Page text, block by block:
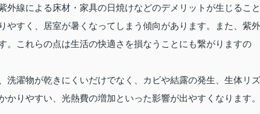
外線による床材・家具の日焼けなどのデメリットが生じること
やすく、居室が暑くなってしまう傾向があります。また、紫外
。これらの点は生活の快適さを損なうことにも繋がりますの
洗濯物が乾きにくいだけでなく、カビや結露の発生、生体リズ
かりやすい、光熱費の増加といった影響が出やすくなります。